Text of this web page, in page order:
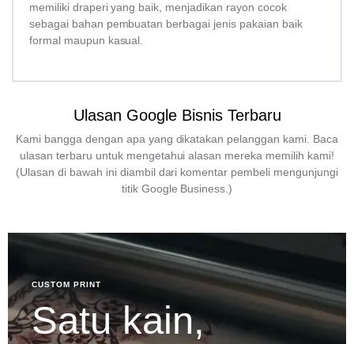
memiliki draperi yang baik, menjadikan rayon cocok
sebagai bahan pembuatan berbagai jenis pakaian baik
formal maupun kasual.
Ulasan Google Bisnis Terbaru
Kami bangga dengan apa yang dikatakan pelanggan kami. Baca
ulasan terbaru untuk mengetahui alasan mereka memilih kami!
(Ulasan di bawah ini diambil dari komentar pembeli mengunjungi
titik Google Business.)
CUSTOM PRINT
Satu kain,